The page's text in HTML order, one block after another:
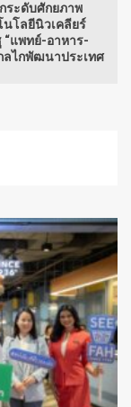
ระดับศักยภาพ
โลยีนิวเคลียร์
“แพทย์-อาหาร-
ลไกพัฒนาประเทศ